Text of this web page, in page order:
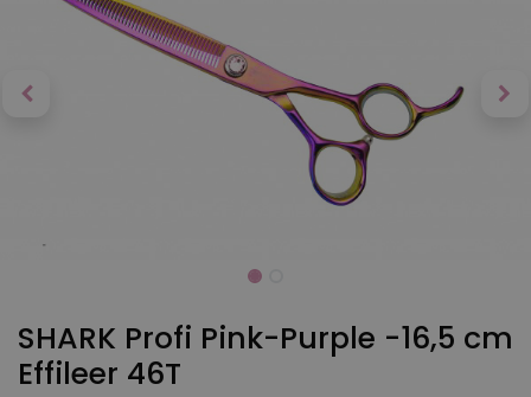
SHARK Profi Pink-Purple -16,5 cm
Effileer 46T